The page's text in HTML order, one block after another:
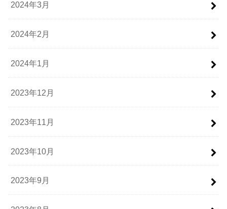
2024年3月
2024年2月
2024年1月
2023年12月
2023年11月
2023年10月
2023年9月